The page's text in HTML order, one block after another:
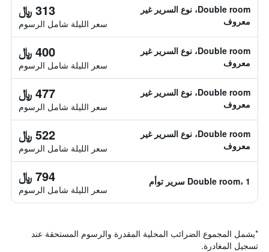
Double room، نوع السرير غير
معروف
313 ﷼
سعر الليلة شامل الرسوم
Double room، نوع السرير غير
معروف
400 ﷼
سعر الليلة شامل الرسوم
Double room، نوع السرير غير
معروف
477 ﷼
سعر الليلة شامل الرسوم
Double room، نوع السرير غير
معروف
522 ﷼
سعر الليلة شامل الرسوم
Double room، 1 سرير توأم 794 ﷼
سعر الليلة شامل الرسوم
*يشمل المجموع الضرائب المحلية المقدرة والرسوم المستحقة عند
تسجيل المغادرة.